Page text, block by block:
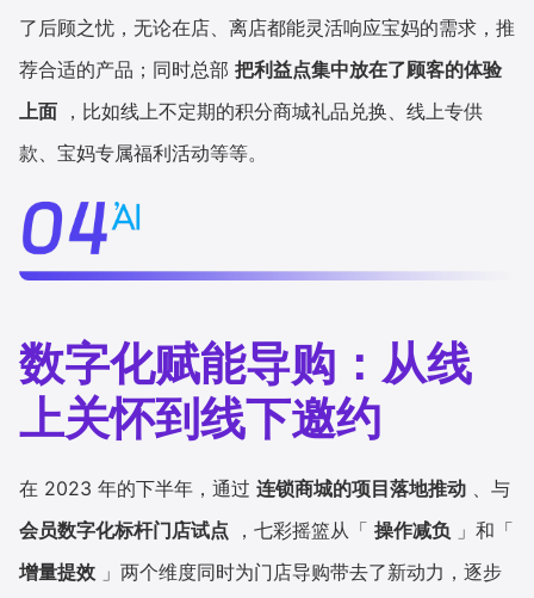
了后顾之忧，无论在店、离店都能灵活响应宝妈的需求，推
荐合适的产品；同时总部 把利益点集中放在了顾客的体验
上面 ，比如线上不定期的积分商城礼品兑换、线上专供
款、宝妈专属福利活动等等。
数字化赋能导购：从线
上关怀到线下邀约
在 2023 年的下半年，通过 连锁商城的项目落地推动 、与
会员数字化标杆门店试点 ，七彩摇篮从「 操作减负 」和「
增量提效 」两个维度同时为门店导购带去了新动力，逐步